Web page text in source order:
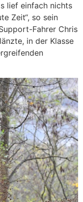
lief einfach nichts
Zeit“, so sein
Fahrer Chris
in der Klasse